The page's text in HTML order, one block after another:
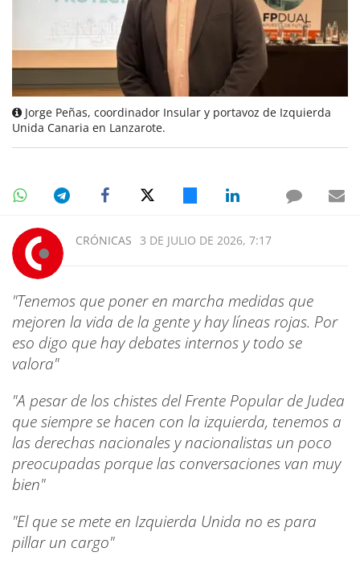
Jorge Peñas, coordinador Insular y portavoz de Izquierda
Unida Canaria en Lanzarote.
CRÓNICAS 3 DE JULIO DE 2026, 7:17
"Tenemos que poner en marcha medidas que
mejoren la vida de la gente y hay líneas rojas. Por
eso digo que hay debates internos y todo se
valora"
"A pesar de los chistes del Frente Popular de Judea
que siempre se hacen con la izquierda, tenemos a
las derechas nacionales y nacionalistas un poco
preocupadas porque las conversaciones van muy
bien"
"El que se mete en Izquierda Unida no es para
pillar un cargo"